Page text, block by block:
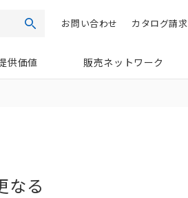
検索 カタログ請求
お問い合わせ
供価値 販売ネットワーク
なる